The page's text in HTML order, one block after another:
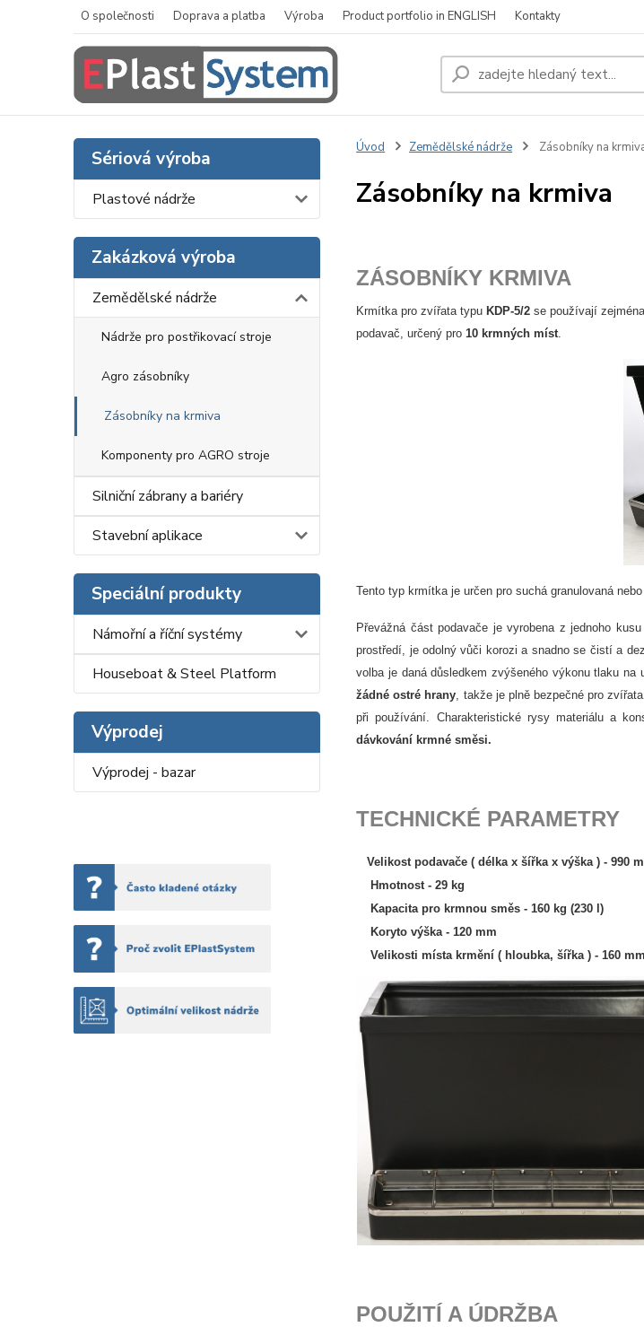
O společnosti Doprava a platba Výroba Product portfolio in ENGLISH Kontakty
Sériová výroba
Plastové nádrže
Zakázková výroba
Zemědělské nádrže
Nádrže pro postřikovací stroje
Agro zásobníky
Zásobníky na krmiva
Komponenty pro AGRO stroje
Silniční zábrany a bariéry
Stavební aplikace
Speciální produkty
Námořní a říční systémy
Houseboat & Steel Platform
Výprodej
Výprodej - bazar
Úvod Zemědělské nádrže Zásobníky na
Zásobníky na krmiva
ZÁSOBNÍKY KRMIVA
Krmítka pro zvířata typu KDP-5/2 se používají
podavač, určený pro10 krmných míst.
Tento typ krmítka je určen pro suchá granulovaná
Převážná část podavače je vyrobena z jednoho
prostředí, je odolný vůči korozi a snadno se čistí a
volba je daná důsledkem zvýšeného výkonu tlaku
žádné ostré hrany , takže je plně bezpečné pro
při používání. Charakteristické rysy materiálu a
dávkování krmné směsi.
TECHNICKÉ PARAMETRY
Velikost podavače ( délka x šířka x výška ) - 990
Hmotnost - 29 kg
Kapacita pro krmnou směs - 160 kg (230 l)
Koryto výška - 120 mm
Velikosti místa krmění ( hloubka, šířka ) - 160
POUŽITÍ A ÚDRŽBA